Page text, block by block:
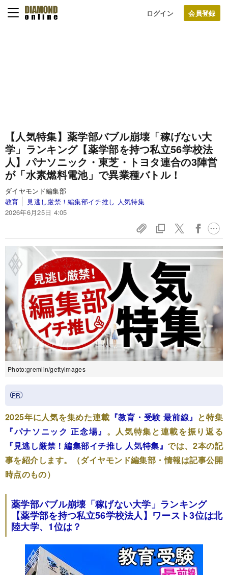
ログイン
【人気特集】薬学部バブル崩壊「稼げない大
学」ランキング【薬学部を持つ私立56学校法
人】パナソニック・東芝・トヨタ連合の3陣営
が「水素燃料電池」で異業種バトル！
ダイヤモンド編集部
教育
見逃し厳禁！編集部イチ推し 人気特集
2026年6月25日 4:05
Photo:gremlin/gettyimages
2025年に人気を集めた連載 『教育・受験 最前線』 と特集
『パナソニック 正念場』 。人気特集と連載を振り返る
『見逃し厳禁！編集部イチ推し 人気特集』では、2本の記
事を紹介します。（ダイヤモンド編集部・情報は記事公開
時点のもの）
薬学部バブル崩壊「稼げない大学」ランキング
【薬学部を持つ私立56学校法人】ワースト3位は北
陸大学、1位は？